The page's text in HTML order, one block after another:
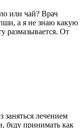
или чай? Врач
а я не знаю какую
размазывается. От
заняться лечением
буду принимать как